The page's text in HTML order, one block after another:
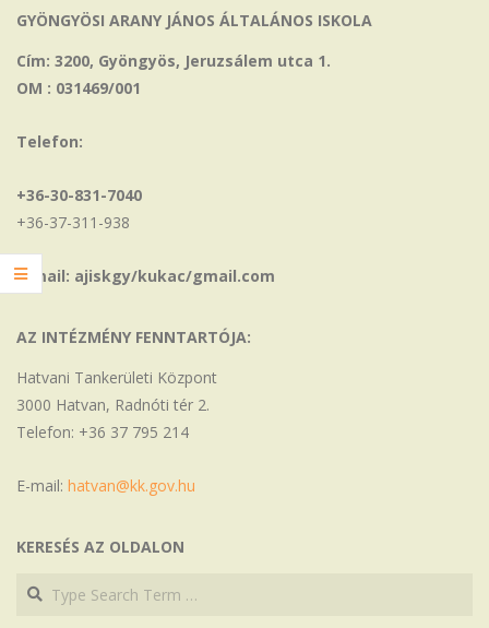
GYÖNGYÖSI ARANY JÁNOS ÁLTALÁNOS ISKOLA
Cím: 3200, Gyöngyös, Jeruzsálem utca 1.
OM : 031469/001
Telefon:
+36-30-831-7040
+36-37-311-938
E-mail: ajiskgy/kukac/gmail.com
AZ INTÉZMÉNY FENNTARTÓJA:
Hatvani Tankerületi Központ
3000 Hatvan, Radnóti tér 2.
Telefon: +36 37 795 214
E-mail: hatvan@kk.gov.hu
KERESÉS AZ OLDALON
Search
Search